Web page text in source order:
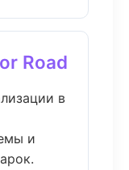
Road
в
и